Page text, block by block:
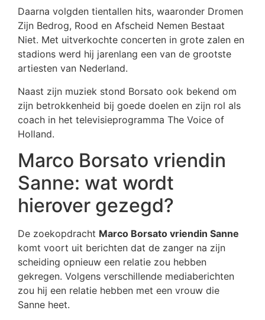
Daarna volgden tientallen hits, waaronder Dromen
Zijn Bedrog, Rood en Afscheid Nemen Bestaat
Niet. Met uitverkochte concerten in grote zalen en
stadions werd hij jarenlang een van de grootste
artiesten van Nederland.
Naast zijn muziek stond Borsato ook bekend om
zijn betrokkenheid bij goede doelen en zijn rol als
coach in het televisieprogramma The Voice of
Holland.
Marco Borsato vriendin
Sanne: wat wordt
hierover gezegd?
De zoekopdracht Marco Borsato vriendin Sanne
komt voort uit berichten dat de zanger na zijn
scheiding opnieuw een relatie zou hebben
gekregen. Volgens verschillende mediaberichten
zou hij een relatie hebben met een vrouw die
Sanne heet.